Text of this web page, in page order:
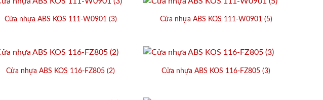
Cửa nhựa ABS KOS 111-W0901 (3) Cửa nhựa ABS KOS 111-W0901 (5)
Cửa nhựa ABS KOS 116-FZ805 (2) Cửa nhựa ABS KOS 116-FZ805 (3)